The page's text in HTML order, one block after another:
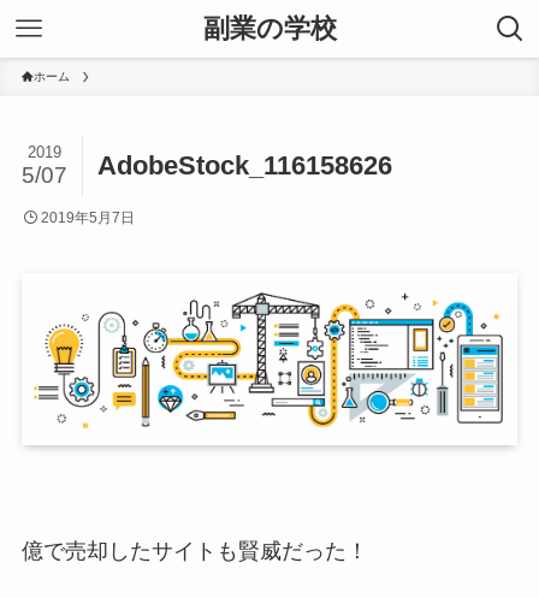
副業の学校
ホーム
AdobeStock_116158626
2019
5/07
2019年5月7日
億で売却したサイトも賢威だった！